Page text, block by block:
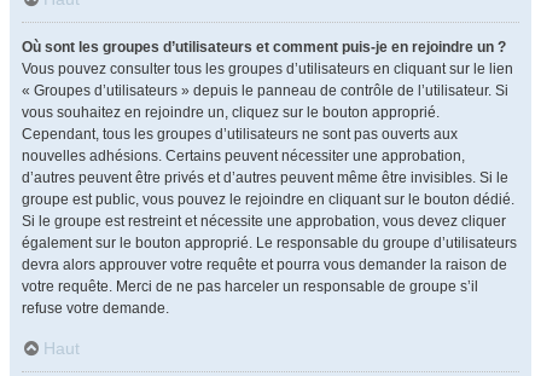
Où sont les groupes d’utilisateurs et comment puis-je en rejoindre un ?
Vous pouvez consulter tous les groupes d’utilisateurs en cliquant sur le lien
« Groupes d’utilisateurs » depuis le panneau de contrôle de l’utilisateur. Si
vous souhaitez en rejoindre un, cliquez sur le bouton approprié.
Cependant, tous les groupes d’utilisateurs ne sont pas ouverts aux
nouvelles adhésions. Certains peuvent nécessiter une approbation,
d’autres peuvent être privés et d’autres peuvent même être invisibles. Si le
groupe est public, vous pouvez le rejoindre en cliquant sur le bouton dédié.
Si le groupe est restreint et nécessite une approbation, vous devez cliquer
également sur le bouton approprié. Le responsable du groupe d’utilisateurs
devra alors approuver votre requête et pourra vous demander la raison de
votre requête. Merci de ne pas harceler un responsable de groupe s’il
refuse votre demande.
Haut